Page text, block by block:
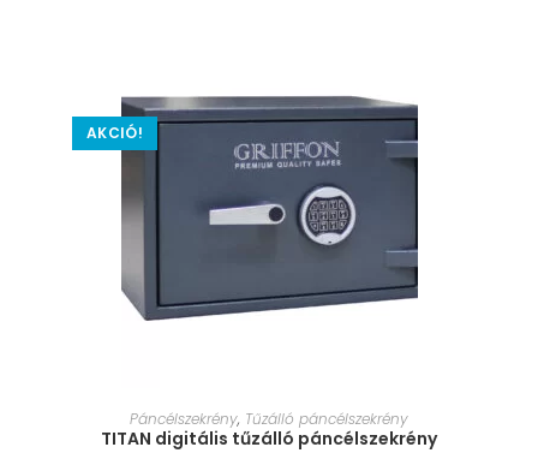
AKCIÓ!
MÉRET VÁLASZTÁSA
Páncélszekrény, Tűzálló páncélszekrény
TITAN digitális tűzálló páncélszekrény